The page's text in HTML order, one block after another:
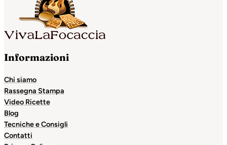
Informazioni
Chi siamo
Rassegna Stampa
Video Ricette
Blog
Tecniche e Consigli
Contatti